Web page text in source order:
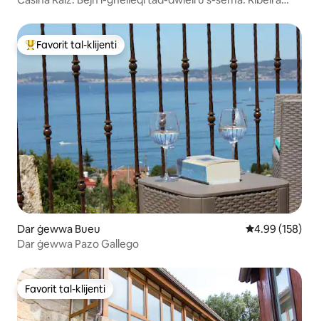
Wieħed mill-aqwa favoriti tal-klijenti
Favorit tal-klijenti
Dar ġewwa Bueu Rating medju
4.99 (158)
Dar ġewwa Pazo Gallego
Favorit tal-klijenti
Favorit tal-klijenti